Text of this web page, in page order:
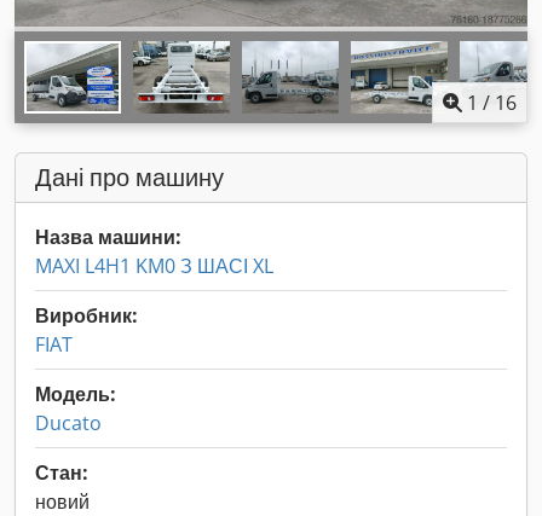
1 / 16
Дані про машину
Назва машини:
MAXI L4H1 KM0 З ШАСІ XL
Виробник:
FIAT
Модель:
Ducato
Стан:
новий